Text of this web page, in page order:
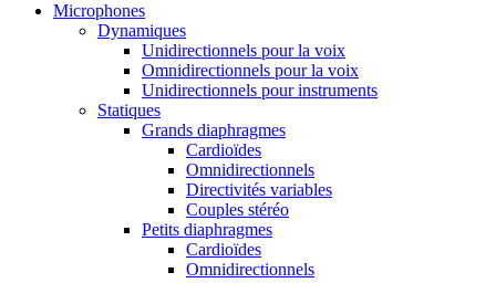
Microphones
Dynamiques
Unidirectionnels pour la voix
Omnidirectionnels pour la voix
Unidirectionnels pour instruments
Statiques
Grands diaphragmes
Cardioïdes
Omnidirectionnels
Directivités variables
Couples stéréo
Petits diaphragmes
Cardioïdes
Omnidirectionnels